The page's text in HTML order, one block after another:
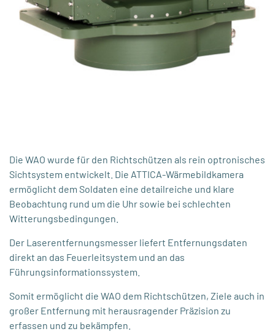
Die WAO wurde für den Richtschützen als rein optronisches
Sichtsystem entwickelt. Die ATTICA-Wärmebildkamera
ermöglicht dem Soldaten eine detailreiche und klare
Beobachtung rund um die Uhr sowie bei schlechten
Witterungsbedingungen.
Der Laserentfernungsmesser liefert Entfernungsdaten
direkt an das Feuerleitsystem und an das
Führungsinformationssystem.
Somit ermöglicht die WAO dem Richtschützen, Ziele auch in
großer Entfernung mit herausragender Präzision zu
erfassen und zu bekämpfen.